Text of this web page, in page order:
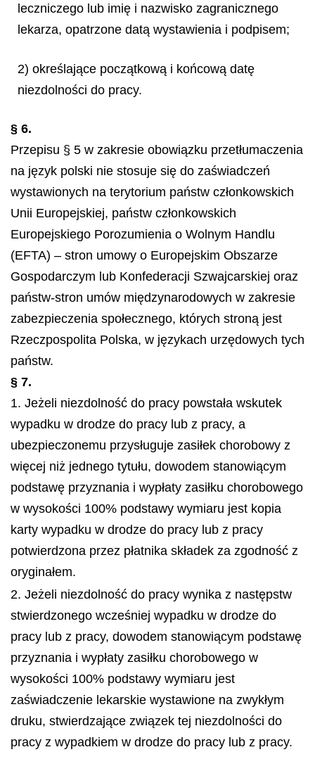
leczniczego lub imię i nazwisko zagranicznego
lekarza, opatrzone datą wystawienia i podpisem;
2) określające początkową i końcową datę
niezdolności do pracy.
§ 6.
Przepisu § 5 w zakresie obowiązku przetłumaczenia
na język polski nie stosuje się do zaświadczeń
wystawionych na terytorium państw członkowskich
Unii Europejskiej, państw członkowskich
Europejskiego Porozumienia o Wolnym Handlu
(EFTA) – stron umowy o Europejskim Obszarze
Gospodarczym lub Konfederacji Szwajcarskiej oraz
państw-stron umów międzynarodowych w zakresie
zabezpieczenia społecznego, których stroną jest
Rzeczpospolita Polska, w językach urzędowych tych
państw.
§ 7.
1. Jeżeli niezdolność do pracy powstała wskutek
wypadku w drodze do pracy lub z pracy, a
ubezpieczonemu przysługuje zasiłek chorobowy z
więcej niż jednego tytułu, dowodem stanowiącym
podstawę przyznania i wypłaty zasiłku chorobowego
w wysokości 100% podstawy wymiaru jest kopia
karty wypadku w drodze do pracy lub z pracy
potwierdzona przez płatnika składek za zgodność z
oryginałem.
2. Jeżeli niezdolność do pracy wynika z następstw
stwierdzonego wcześniej wypadku w drodze do
pracy lub z pracy, dowodem stanowiącym podstawę
przyznania i wypłaty zasiłku chorobowego w
wysokości 100% podstawy wymiaru jest
zaświadczenie lekarskie wystawione na zwykłym
druku, stwierdzające związek tej niezdolności do
pracy z wypadkiem w drodze do pracy lub z pracy.